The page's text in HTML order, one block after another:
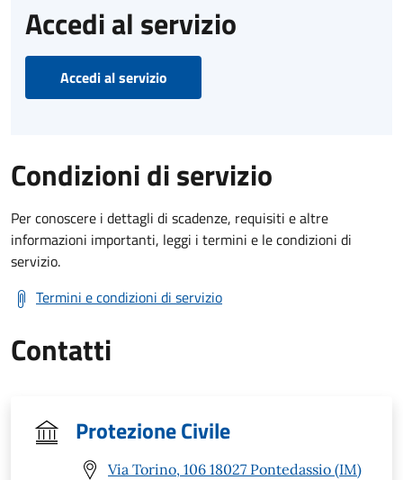
Accedi al servizio
Accedi al servizio
Condizioni di servizio
Per conoscere i dettagli di scadenze, requisiti e altre
informazioni importanti, leggi i termini e le condizioni di
servizio.
Termini e condizioni di servizio
Contatti
Protezione Civile
Via Torino, 106 18027 Pontedassio (IM)